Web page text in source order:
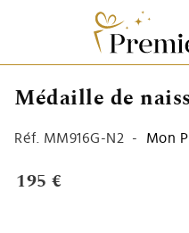
Médaille de
Réf. MM916G-N2 - Mon
195 €